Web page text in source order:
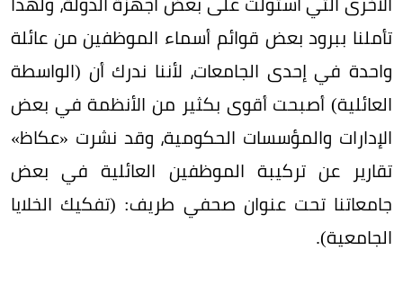
تأملنا ببرود بعض قوائم أسماء الموظفين من عائلة
واحدة في إحدى الجامعات، لأننا ندرك أن (الواسطة
العائلية) أصبحت أقوى بكثير من الأنظمة في بعض
الإدارات والمؤسسات الحكومية، وقد نشرت «عكاظ»
تقارير عن تركيبة الموظفين العائلية في بعض
جامعاتنا تحت عنوان صحفي طريف: (تفكيك الخلايا
الجامعية).